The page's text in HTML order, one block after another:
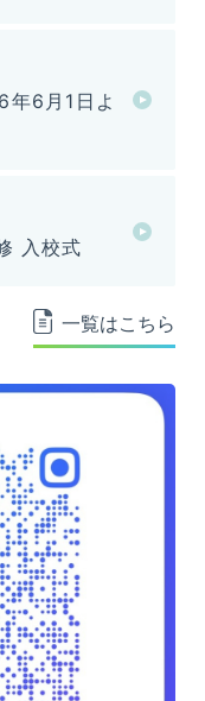
6月1日よ
入校式
一覧はこちら